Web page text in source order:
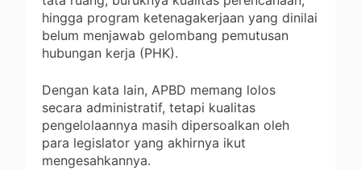
hingga program ketenagakerjaan yang dinilai
belum menjawab gelombang pemutusan
hubungan kerja (PHK).
Dengan kata lain, APBD memang lolos
secara administratif, tetapi kualitas
pengelolaannya masih dipersoalkan oleh
para legislator yang akhirnya ikut
mengesahkannya.